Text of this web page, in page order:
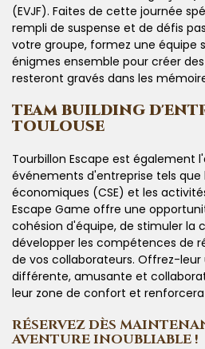
(EVJF). Faites de cette journée
rempli de suspense et de défis
votre groupe, formez une équipe
énigmes ensemble pour créer
resteront gravés dans les
TEAM BUILDING
TOULOUSE
Tourbillon Escape est également
événements d'entreprise tels
économiques (CSE) et les
Escape Game offre une
cohésion d'équipe, de stimuler la
développer les compétences de
de vos collaborateurs. Offrez-leur
différente, amusante et
leur zone de confort et
RÉSERVEZ DÈS
AVENTURE INOUBLIABLE !